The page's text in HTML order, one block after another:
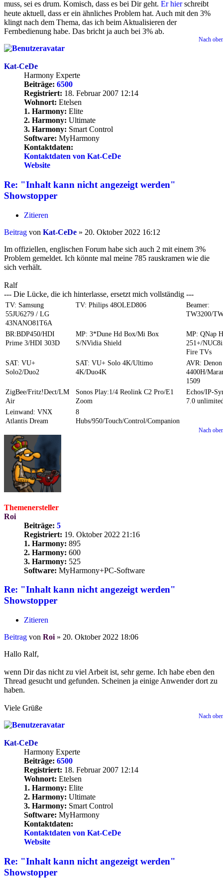
muss, sei es drum. Komisch, dass es bei Dir geht. Er hierschreibt
heute aktuell, dass er ein ähnliches Problem hat. Auch mit den 3%
klingt nach dem Thema, das ich beim Aktualisieren der
Fernbedienung habe. Das bricht ja auch bei 3% ab.
Nach
Kat-CeDe
Harmony Experte
Beiträge: 6500
Registriert: 18. Februar 2007 12:14
Wohnort: Etelsen
1. Harmony: Elite
2. Harmony: Ultimate
3. Harmony: Smart Control
Software: MyHarmony
Kontaktdaten:
Kontaktdaten von Kat-CeDe
Website
Re: "Inhalt kann nicht angezeigt werden"
Showstopper
Zitieren
Beitrag von Kat-CeDe » 20. Oktober 2022 16:12
Im offiziellen, englischen Forum habe sich auch 2 mit einem 3%
Problem gemeldet. Ich könnte mal meine 785 rauskramen wie die
sich verhält.
Ralf
--- Die Lücke, die ich hinterlasse, ersetzt mich vollständig ---
TV: Samsung
55JU6279 / LG
43NANO81T6A
TV: Philips 48OLED806
Beamer:
TW3200/
BR:BDP450/HDI
Prime 3/HDI 303D
MP: 3*Dune Hd Box/Mi Box
S/NVidia Shield
MP: QNap
251+/
Fire TVs
SAT: VU+
Solo2/Duo2
SAT: VU+ Solo 4K/Ultimo
4K/Duo4K
AVR: Denon
4400H/
1509
ZigBee/Fritz!Dect/LM
Air
Sonos Play:1/4 Reolink C2 Pro/E1
Zoom
Echos/IP-
7.0
Leinwand: VNX
Atlantis Dream
8
Hubs/950/Touch/Control/Companion
Nach
Themenersteller
Roi
Beiträge: 5
Registriert: 19. Oktober 2022 21:16
1. Harmony: 895
2. Harmony: 600
3. Harmony: 525
Software: MyHarmony+PC-Software
Re: "Inhalt kann nicht angezeigt werden"
Showstopper
Zitieren
Beitrag von Roi » 20. Oktober 2022 18:06
Hallo Ralf,
wenn Dir das nicht zu viel Arbeit ist, sehr gerne. Ich habe eben den
Thread gesucht und gefunden. Scheinen ja einige Anwender dort zu
haben.
Viele Grüße
Nach
Kat-CeDe
Harmony Experte
Beiträge: 6500
Registriert: 18. Februar 2007 12:14
Wohnort: Etelsen
1. Harmony: Elite
2. Harmony: Ultimate
3. Harmony: Smart Control
Software: MyHarmony
Kontaktdaten:
Kontaktdaten von Kat-CeDe
Website
Re: "Inhalt kann nicht angezeigt werden"
Showstopper